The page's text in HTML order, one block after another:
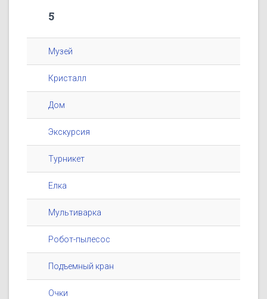
5
Музей
Кристалл
Дом
Экскурсия
Турникет
Елка
Мультиварка
Робот-пылесос
Подъемный кран
Очки